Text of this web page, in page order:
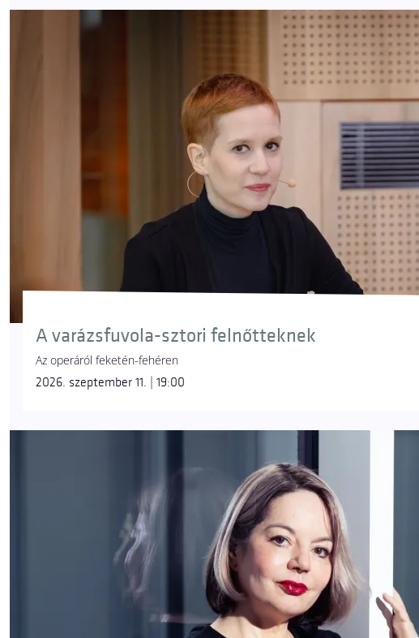
A varázsfuvola-sztori felnőtteknek
Az operáról feketén-fehéren
2026. szeptember 11. | 19:00